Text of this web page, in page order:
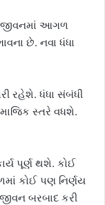
જીવનમાં આગળ
છે. નવા ધંધા
રહેશે. ધંધા સંબંધી
સ્તરે વધશે.
પૂર્ણ થશે. કોઈ
કોઈ પણ નિર્ણય
બરબાદ કરી